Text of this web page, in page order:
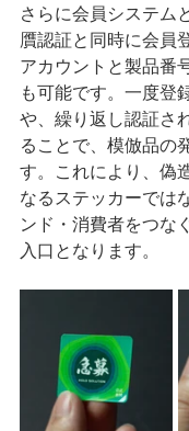
さらに会員システム
贋認証と同時に会員
アカウントと製品番
も可能です。一度登
や、繰り返し認証さ
ることで、模倣品の
す。これにより、偽
なるステッカーでは
ンド・消費者をつな
入口となります。